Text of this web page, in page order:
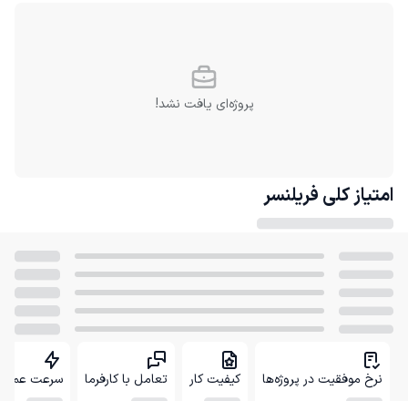
پروژه‌ای یافت نشد!
امتیاز کلی فریلنسر
نرخ موفقیت در پروژه‌ها کیفیت کار تعامل با کارفرما سرعت عمل